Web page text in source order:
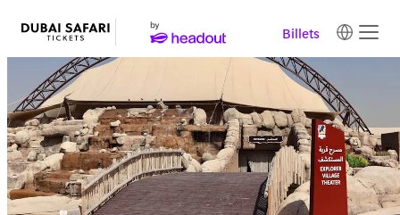
Billets